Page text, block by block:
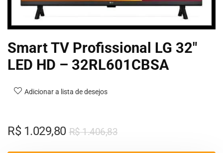
Smart TV Profissional LG 32″
LED HD – 32RL601CBSA
Adicionar a lista de desejos
R$1.406,83
R$1.029,80